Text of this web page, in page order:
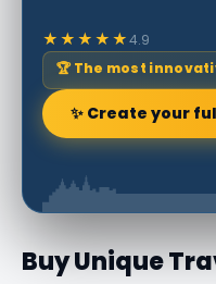
★★★★★4.9
🏆 The most
✨ Create your
Buy Unique